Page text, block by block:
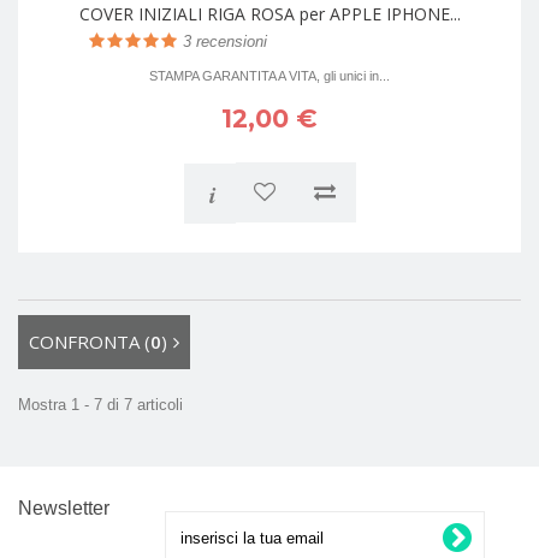
COVER INIZIALI RIGA ROSA per APPLE IPHONE...
3 recensioni
STAMPA GARANTITA A VITA, gli unici in...
12,00 €
i
CONFRONTA (0)
Mostra 1 - 7 di 7 articoli
Newsletter